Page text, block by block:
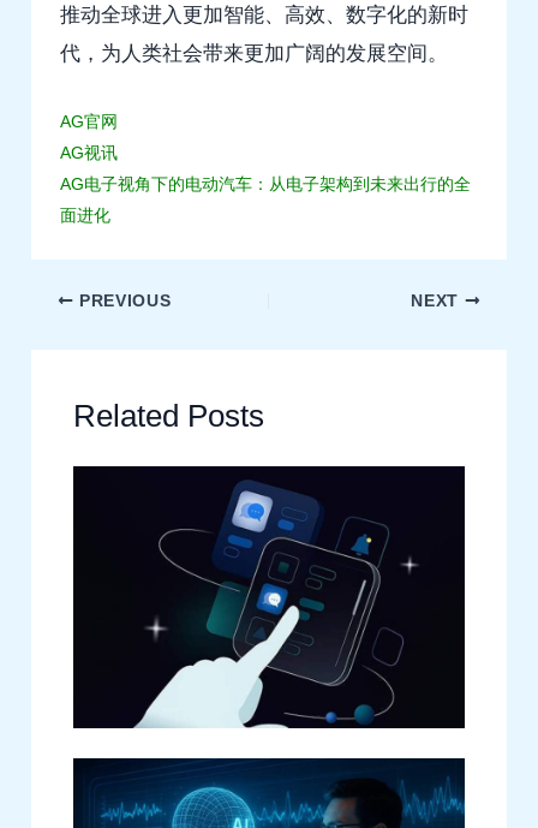
推动全球进入更加智能、高效、数字化的新时
代，为人类社会带来更加广阔的发展空间。
AG官网
AG视讯
AG电子视角下的电动汽车：从电子架构到未来出行的全
面进化
PREVIOUS NEXT
Related Posts